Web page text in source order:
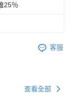
25％
客服
查看全部